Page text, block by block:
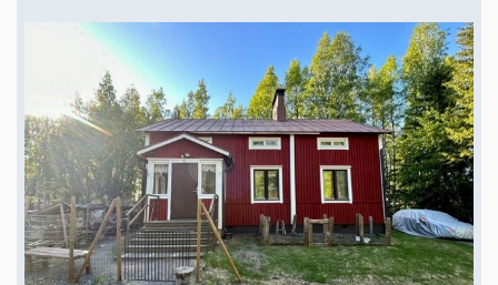
erschlossen werden kann. Aktuell hat es keine Wasserzuleitung zu den
Gebäuden. -ertragreiches Erdbeerfeld, zahlreiche Beerensträucher und
einen Gartensitzplatz mit einer Lounge.
Lage : 27 km zur Stadt Lieksa mit Schule, Einkaufsmöglichkeiten, Tierarzt,
kleinem Krankenhaus usw. - 94 km zum Flughafen Joensuu - 200 km zum
Flughafen KuopiouHaus mit Gästehaus in Alleinlage am See